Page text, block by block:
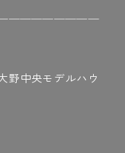
野中央モデルハウ